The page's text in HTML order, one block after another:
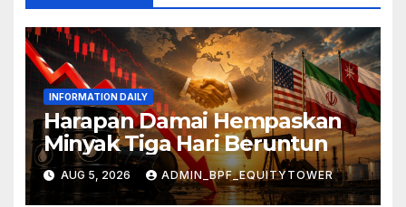
INFORMATION DAILY
Harapan Damai Hempaskan
Minyak Tiga Hari Beruntun
AUG 5, 2026 ADMIN_BPF_EQUITYTOWER